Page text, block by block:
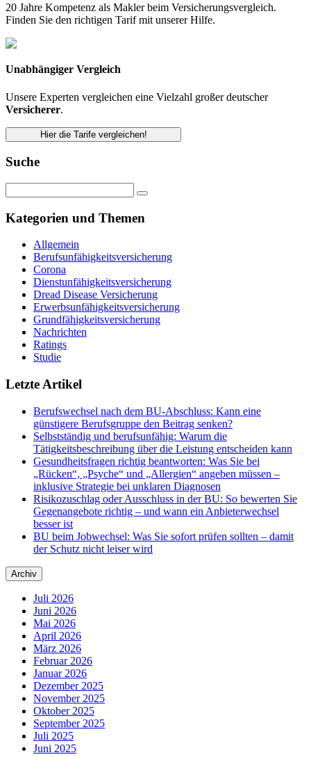
20 Jahre Kompetenz als Makler beim Versicherungsvergleich.
Finden Sie den richtigen Tarif mit unserer Hilfe.
Unabhängiger Vergleich
Unsere Experten vergleichen eine Vielzahl großer deutscher
Versicherer.
Hier die Tarife vergleichen!
Suche
Kategorien und Themen
Allgemein
Berufsunfähigkeitsversicherung
Corona
Dienstunfähigkeitsversicherung
Dread Disease Versicherung
Erwerbsunfähigkeitsversicherung
Grundfähigkeitsversicherung
Nachrichten
Ratings
Studie
Letzte Artikel
Berufswechsel nach dem BU-Abschluss: Kann eine
günstigere Berufsgruppe den Beitrag senken?
Selbstständig und berufsunfähig: Warum die
Tätigkeitsbeschreibung über die Leistung entscheiden kann
Gesundheitsfragen richtig beantworten: Was Sie bei
„Rücken“, „Psyche“ und „Allergien“ angeben müssen –
inklusive Strategie bei unklaren Diagnosen
Risikozuschlag oder Ausschluss in der BU: So bewerten Sie
Gegenangebote richtig – und wann ein Anbieterwechsel
besser ist
BU beim Jobwechsel: Was Sie sofort prüfen sollten – damit
der Schutz nicht leiser wird
Archiv
Juli 2026
Juni 2026
Mai 2026
April 2026
März 2026
Februar 2026
Januar 2026
Dezember 2025
November 2025
Oktober 2025
September 2025
Juli 2025
Juni 2025